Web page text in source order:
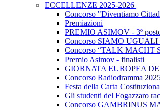
ECCELLENZE 2025-2026
Concorso "Diventiamo
Premiazioni
PREMIO ASIMOV - 3º
Concorso SIAMO
Concorso “TALK MACHT
Premio Asimov - finalisti
GIORNATA EUROPEA
Concorso Radiodramma
Festa della Carta
Gli studenti del Fogazzaro
Concorso GAMBRINUS